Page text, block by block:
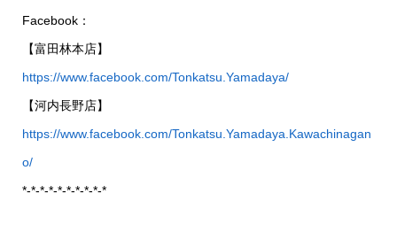
Facebook：
【富田林本店】
https://www.facebook.com/Tonkatsu.Yamadaya/
【河内長野店】
https://www.facebook.com/Tonkatsu.Yamadaya.Kawachinagan
o/
*-*-*-*-*-*-*-*-*-*